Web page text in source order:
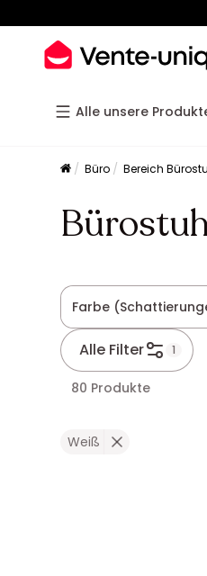
Alle unsere
Büro Bereich
Farbe
Alle Filter 1
80 Produkte
Weiß